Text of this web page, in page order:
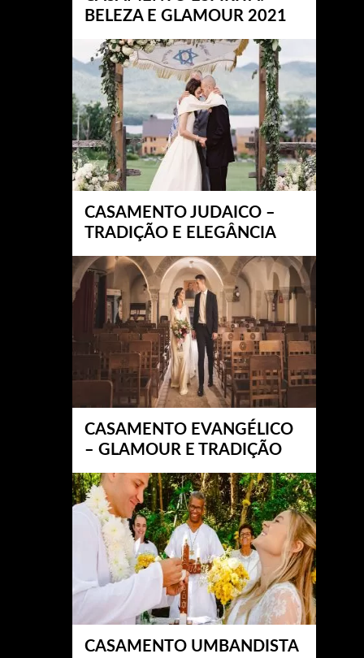
BELEZA E GLAMOUR 2021
CASAMENTO JUDAICO –
TRADIÇÃO E ELEGÂNCIA
CASAMENTO EVANGÉLICO
– GLAMOUR E TRADIÇÃO
CASAMENTO UMBANDISTA